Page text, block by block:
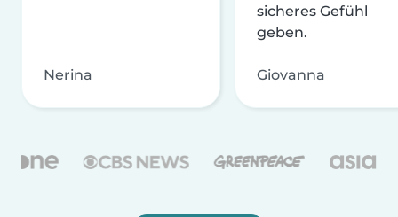
Nerina
sicheres Gefühl
geben.
Giovanna